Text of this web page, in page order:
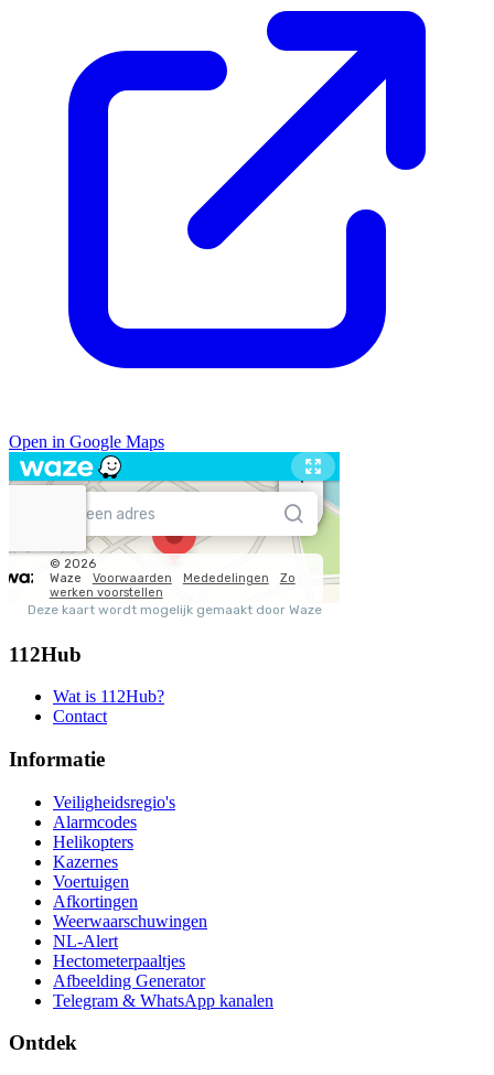
Open in Google Maps
112Hub
Wat is 112Hub?
Contact
Informatie
Veiligheidsregio's
Alarmcodes
Helikopters
Kazernes
Voertuigen
Afkortingen
Weerwaarschuwingen
NL-Alert
Hectometerpaaltjes
Afbeelding Generator
Telegram & WhatsApp kanalen
Ontdek